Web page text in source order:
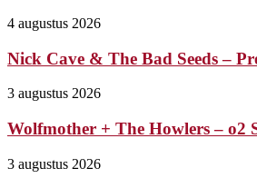
4 augustus 2026
Nick Cave & The Bad Seeds –
3 augustus 2026
Wolfmother + The Howlers – o2
3 augustus 2026